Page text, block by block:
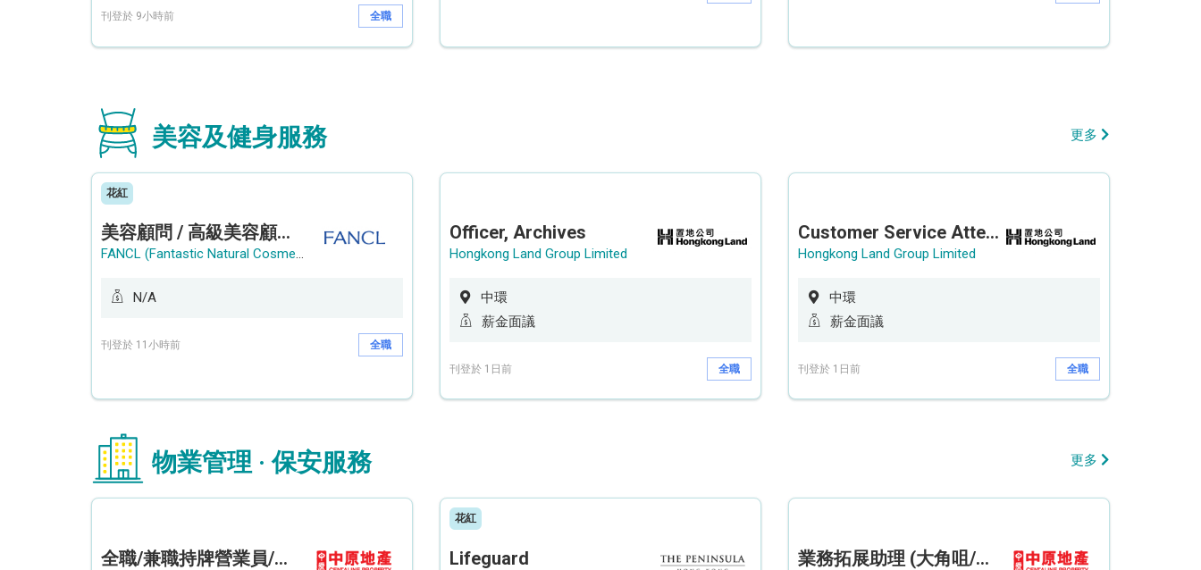
刊登於 9小時前 全職
美容及健身服務 更多
花紅
美容顧問 / 高級美容顧問 (Beauty Consultant / Senior Beauty Consultant)
FANCL (Fantastic Natural Cosmetics Limited)
N/A
刊登於 11小時前 全職
Officer, Archives
Hongkong Land Group Limited
中環
薪金面議
刊登於 1日前 全職
Customer Service Attendant (5-day work)
Hongkong Land Group Limited
中環
薪金面議
刊登於 1日前 全職
物業管理 · 保安服務 更多
全職/兼職持牌營業員/持牌地產代理 (長沙灣/將軍澳/油塘)
花紅
Lifeguard 業務拓展助理 (大角咀/荔枝角/九龍塘)